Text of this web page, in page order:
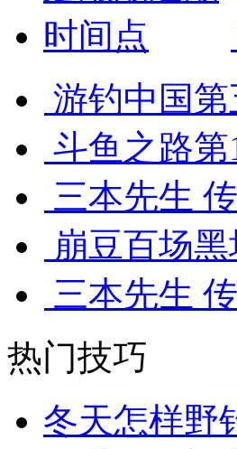
游钓中国
斗鱼之路
三本先生
崩豆百场
三本先生
热门技巧
冬天怎样野